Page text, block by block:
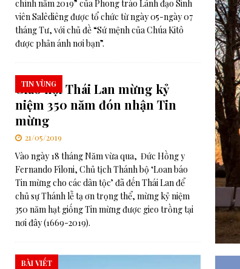
[ 06/08/2026 ] RMG – Huấn từ Buổi tối của Cha
[ 03/08/2026 ] Ý cầu nguyện của Đức Thánh Cha
Đức Thánh Cha: Truyền thông phải
chính năm 2019” của Phong trào Lãnh đạo Sinh
viên Salêdiêng được tổ chức từ ngày 05-ngày 07
tháng Tư, với chủ đề “Sứ mệnh của Chúa Kitô
được phản ánh nơi bạn”.
Giáo hội Thái Lan mừng kỷ
niệm 350 năm đón nhận Tin
mừng
TIN VÙNG
21/05/2019
Vào ngày 18 tháng Năm vừa qua, Đức Hồng y
Fernando Filoni, Chủ tịch Thánh bộ ‘Loan báo
Tin mừng cho các dân tộc’ đã đến Thái Lan để
chủ sự Thánh lễ tạ ơn trọng thể, mừng kỷ niệm
350 năm hạt giống Tin mừng được gieo trồng tại
nơi đây (1669-2019).
BÀI VIẾT